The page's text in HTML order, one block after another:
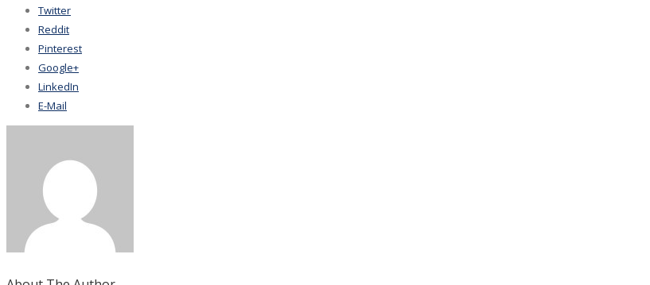
Twitter
Reddit
Pinterest
Google+
LinkedIn
E-Mail